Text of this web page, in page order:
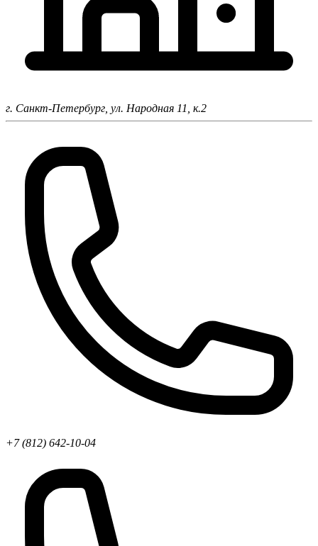
г. Санкт-Петербург, ул. Народная 11, к.2
+7 (812) 642-10-04